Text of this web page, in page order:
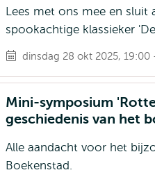
Lees met ons mee en sluit
spookachtige klassieker
dinsdag 28 okt 2025, 19:00
Mini-symposium
geschiedenis van het
Alle aandacht voor het
Boekenstad.